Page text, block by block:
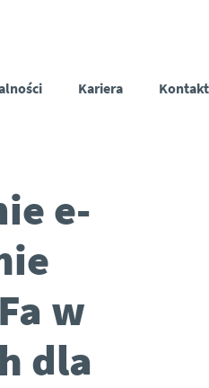
Kariera Kontakt
e-
w
dla